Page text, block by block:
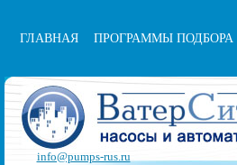
ГЛАВНАЯ ПРОГРАММЫ ПОДБОРА
info@pumps-rus.ru